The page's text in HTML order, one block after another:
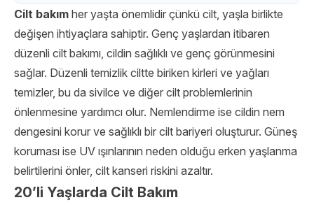
Cilt bakım her yaşta önemlidir çünkü cilt, yaşla birlikte
değişen ihtiyaçlara sahiptir. Genç yaşlardan itibaren
düzenli cilt bakımı, cildin sağlıklı ve genç görünmesini
sağlar. Düzenli temizlik ciltte biriken kirleri ve yağları
temizler, bu da sivilce ve diğer cilt problemlerinin
önlenmesine yardımcı olur. Nemlendirme ise cildin nem
dengesini korur ve sağlıklı bir cilt bariyeri oluşturur. Güneş
koruması ise UV ışınlarının neden olduğu erken yaşlanma
belirtilerini önler, cilt kanseri riskini azaltır.
20’li Yaşlarda Cilt Bakım